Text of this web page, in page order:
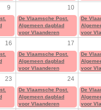
9 10
De Vlaamsche Post.
Algemeen dagblad
voor Vlaanderen
De
voor
16 17
De Vlaamsche Post.
Algemeen dagblad
voor Vlaanderen
De
voor
23 24
De Vlaamsche Post.
Algemeen dagblad
voor Vlaanderen
De
voor